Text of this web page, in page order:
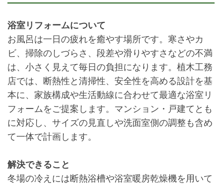
浴室リフォームについて
お風呂は一日の疲れを癒やす場所です。寒さやカ
ビ、掃除のしづらさ、段差や滑りやすさなどの不満
は、小さく見えて毎日の負担になります。植木工務
店では、断熱性と清掃性、安全性を高める設計を基
本に、家族構成や生活動線に合わせて最適な浴室リ
フォームをご提案します。マンション・戸建てとも
に対応し、サイズの見直しや洗面室側の調整も含め
て一体で計画します。
解決できること
冬場の冷えには断熱浴槽や浴室暖房乾燥機を用いて